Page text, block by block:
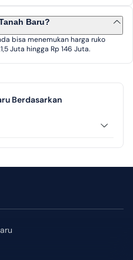
Baru?
bisa menemukan harga ruko
Juta hingga Rp 146 Juta.
Berdasarkan